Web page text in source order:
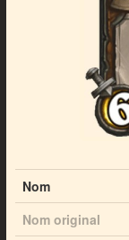
Nom
Nom original